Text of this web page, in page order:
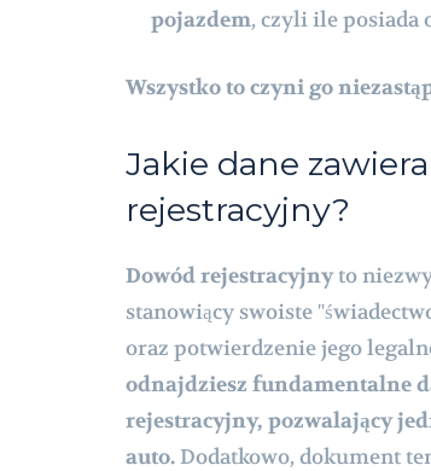
pojazdem, czyli ile posiada
Wszystko to czyni go
Jakie dane
rejestracyjny?
Dowód rejestracyjnyto
stanowiący swoiste
oraz potwierdzenie jego
odnajdziesz fundamentalne
rejestracyjny, pozwalający
auto. Dodatkowo, dokument